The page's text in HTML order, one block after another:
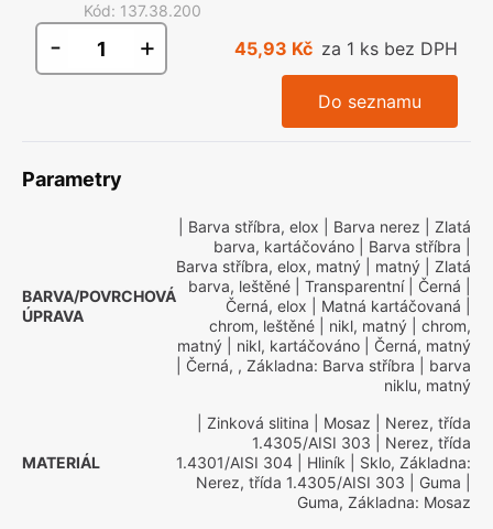
Kód: 137.38.200
- + 45,93 Kč za 1 ks bez DPH
Do seznamu
Parametry
BARVA/POVRCHOVÁ
ÚPRAVA
| Barva stříbra, elox | Barva nerez | Zlatá
barva, kartáčováno | Barva stříbra
Barva stříbra, elox, matný | matný | Zlatá
barva, leštěné | Transparentní| Černá
Černá, elox | Matná kartáčovaná
chrom, leštěné | nikl, matný | chrom,
matný | nikl, kartáčováno | Černá, matný
| Černá, , Základna: Barva stříbra | barva
niklu, matný
MATERIÁL
| Zinková slitina | Mosaz | Nerez, třída
1.4305/AISI 303 | Nerez, třída
1.4301/AISI 304 | Hliník | Sklo, Základna:
Nerez, třída 1.4305/AISI 303 | Guma
Guma, Základna: Mosaz